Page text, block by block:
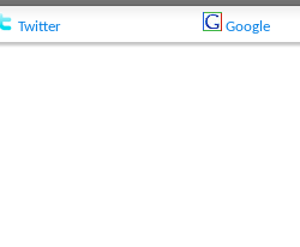
Twitter Google